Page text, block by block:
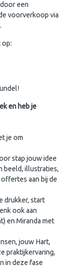
een
voorverkoop via
op:
en heb je
je om
stap jouw idee
beeld, illustraties,
aan bij de
drukker, start
ook aan
en Miranda met
jouw Hart,
praktijkervaring,
in deze fase